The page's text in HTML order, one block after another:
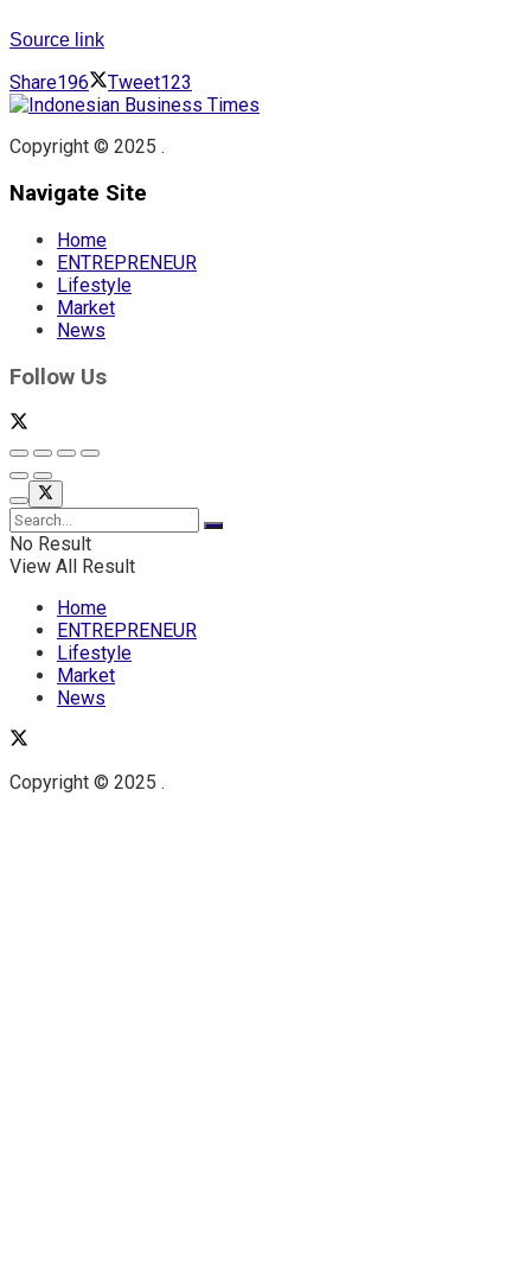
Source link
Share196 Tweet123
Copyright © 2025 .
Navigate Site
Home
ENTREPRENEUR
Lifestyle
Market
News
Follow Us
No Result
View All Result
Home
ENTREPRENEUR
Lifestyle
Market
News
Copyright © 2025 .